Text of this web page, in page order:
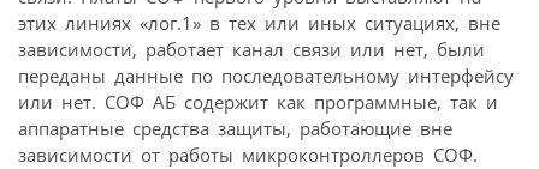
этих линиях «лог.1» в тех или иных ситуациях, вне
зависимости, работает канал связи или нет, были
переданы данные по последовательному интерфейсу
или нет. СОФ АБ содержит как программные, так и
аппаратные средства защиты, работающие вне
зависимости от работы микроконтроллеров СОФ.